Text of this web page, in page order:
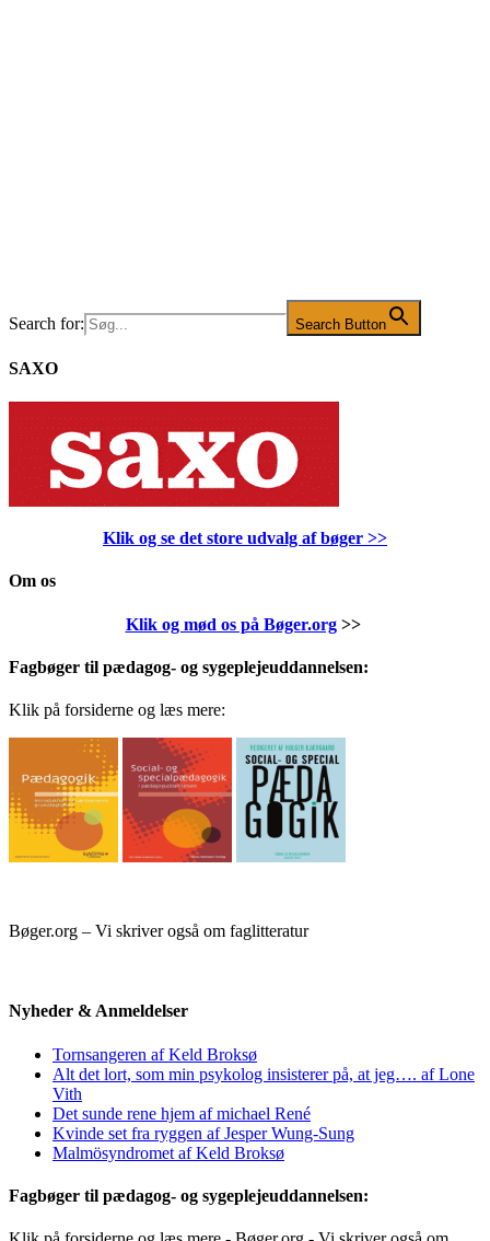
Search for: Search Button
SAXO
Klik og se det store udvalg af bøger >>
Om os
Klik og mød os på Bøger.org>>
Fagbøger til pædagog- og sygeplejeuddannelsen:
Klik på forsiderne og læs mere:
Bøger.org – Vi skriver også om faglitteratur
Nyheder & Anmeldelser
Tornsangeren af Keld Broksø
Alt det lort, som min psykolog insisterer på, at jeg…. af Lone
Vith
Det sunde rene hjem af michael René
Kvinde set fra ryggen af Jesper Wung-Sung
Malmösyndromet af Keld Broksø
Fagbøger til pædagog- og sygeplejeuddannelsen: